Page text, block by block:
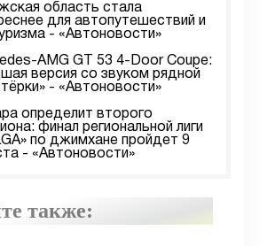
область стала
для автопутешествий и
- «Автоновости»
AMG GT 53 4-Door Coupe:
версия со звуком рядной
- «Автоновости»
определит второго
финал региональной лиги
по джимхане пройдет 9
- «Автоновости»
также: